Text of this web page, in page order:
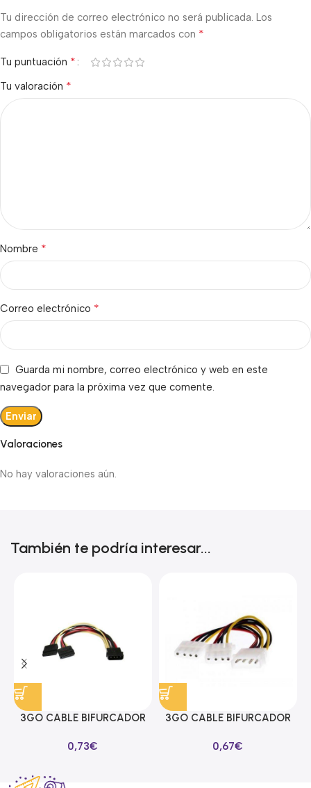
Valoraciones
No hay valoraciones aún.
Tu dirección de correo electrónico no será publicada. Los
campos obligatorios están marcados con *
Tu puntuación *
Tu valoración *
Nombre *
Correo electrónico *
Guarda mi nombre, correo electrónico y web en este
navegador para la próxima vez que comente.
También te podría interesar...
3GO CABLE BIFURCADOR
0,73€
3GO CABLE BIFURCADOR
0,67€